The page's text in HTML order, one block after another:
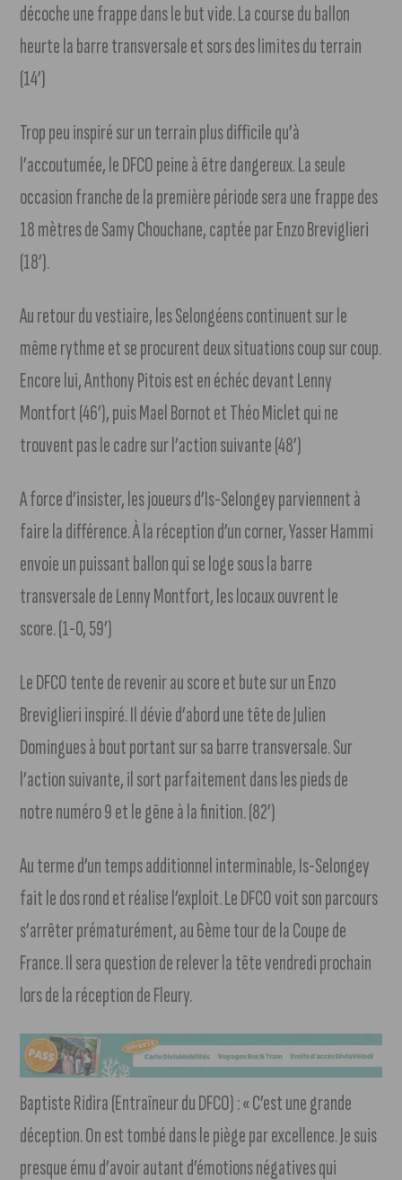
décoche une frappe dans le but vide. La course du ballon
heurte la barre transversale et sors des limites du terrain
(14’)
Trop peu inspiré sur un terrain plus difficile qu’à
l’accoutumée, le DFCO peine à être dangereux. La seule
occasion franche de la première période sera une frappe des
18 mètres de Samy Chouchane, captée par Enzo Breviglieri
(18’).
Au retour du vestiaire, les Selongéens continuent sur le
même rythme et se procurent deux situations coup sur coup.
Encore lui, Anthony Pitois est en échéc devant Lenny
Montfort (46’), puis Mael Bornot et Théo Miclet qui ne
trouvent pas le cadre sur l’action suivante (48’)
A force d’insister, les joueurs d’Is-Selongey parviennent à
faire la différence. À la réception d’un corner, Yasser Hammi
envoie un puissant ballon qui se loge sous la barre
transversale de Lenny Montfort, les locaux ouvrent le
score.(1-0, 59’)
Le DFCO tente de revenir au score et bute sur un Enzo
Breviglieri inspiré. Il dévie d’abord une tête de Julien
Domingues à bout portant sur sa barre transversale. Sur
l’action suivante, il sort parfaitement dans les pieds de
notre numéro 9 et le gêne à la finition. (82’)
Au terme d’un temps additionnel interminable, Is-Selongey
fait le dos rond et réalise l’exploit. Le DFCO voit son parcours
s’arrêter prématurément, au 6ème tour de la Coupe de
France. Il sera question de relever la tête vendredi prochain
lors de la réception de Fleury.
Baptiste Ridira (Entraîneur du DFCO) : « C’est une grande
déception. On est tombé dans le piège par excellence. Je suis
presque ému d’avoir autant d’émotions négatives qui